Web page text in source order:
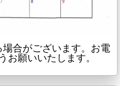
合がございます。お電
お願いいたします。